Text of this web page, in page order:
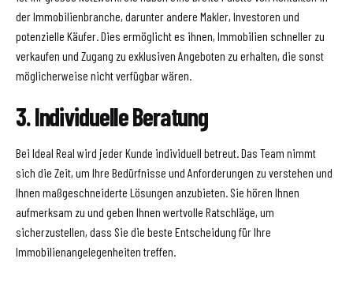
der Immobilienbranche, darunter andere Makler, Investoren und
potenzielle Käufer. Dies ermöglicht es ihnen, Immobilien schneller zu
verkaufen und Zugang zu exklusiven Angeboten zu erhalten, die sonst
möglicherweise nicht verfügbar wären.
3. Individuelle Beratung
Bei Ideal Real wird jeder Kunde individuell betreut. Das Team nimmt
sich die Zeit, um Ihre Bedürfnisse und Anforderungen zu verstehen und
Ihnen maßgeschneiderte Lösungen anzubieten. Sie hören Ihnen
aufmerksam zu und geben Ihnen wertvolle Ratschläge, um
sicherzustellen, dass Sie die beste Entscheidung für Ihre
Immobilienangelegenheiten treffen.